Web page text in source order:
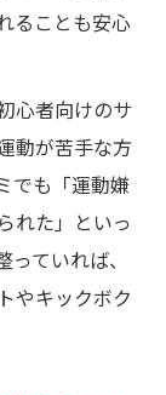
ることも安心
心者向けのサ
動が苦手な方
でも「運動嫌
れた」といっ
ていれば、
やキックボク